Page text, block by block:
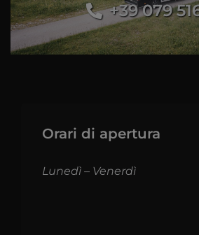
+39 079
Orari di apertura
Lunedì – Venerdì